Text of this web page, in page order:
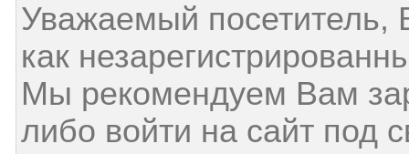
Уважаемый посетитель,
как
Мы рекомендуем Вам
либо войти на сайт под